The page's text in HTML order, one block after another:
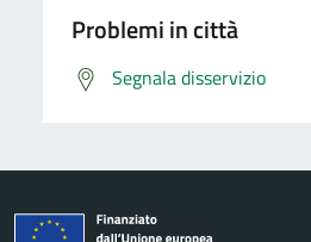
Problemi in città
Segnala disservizio